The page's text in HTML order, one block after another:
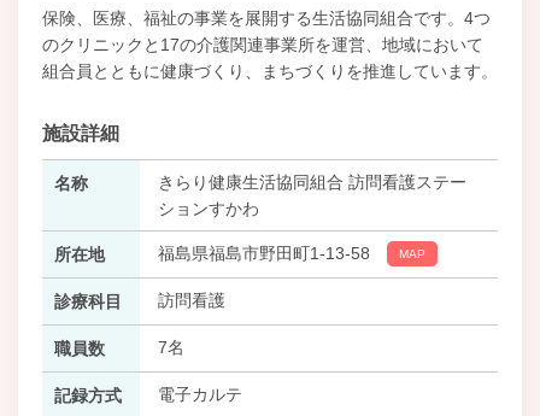
保険、医療、福祉の事業を展開する生活協同組合です。4つ
のクリニックと17の介護関連事業所を運営、地域において
組合員とともに健康づくり、まちづくりを推進しています。
施設詳細
名称
きらり健康生活協同組合 訪問看護ステー
ションすかわ
所在地 福島県福島市野田町1-13-58 MAP
診療科目 訪問看護
職員数 7名
記録方式 電子カルテ